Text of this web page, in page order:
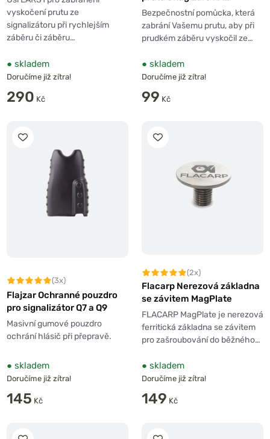
vyskočení prutu ze
signalizátoru při rychlejším
záběru či záběru…
● skladem
Doručíme již zítra!
290 Kč
Bezpečnostní pomůcka, která
zabrání Vašemu prutu, aby při
prudkém záběru vyskočil ze…
● skladem
Doručíme již zítra!
99 Kč
(3x)
Flajzar Ochranné pouzdro
pro signalizátor Q7 a Q9
Masivní gumové pouzdro
ochrání hlásič při přepravě.
● skladem
Doručíme již zítra!
145 Kč
(2x)
Flacarp Nerezová základna
se závitem MagPlate
FLACARP MagPlate je nerezová
ferritická základna se závitem
pro zašroubování do běžného…
● skladem
Doručíme již zítra!
149 Kč